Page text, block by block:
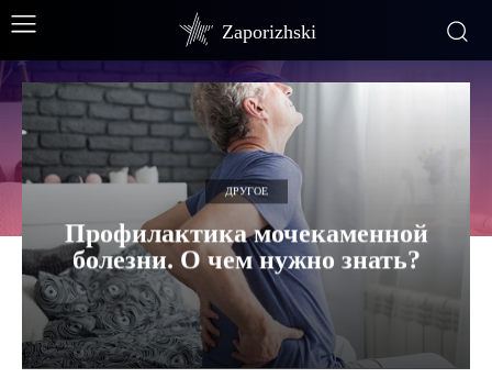
Zaporizhski
ДРУГОЕ
Профилактика мочекаменной
болезни. О чем нужно знать?